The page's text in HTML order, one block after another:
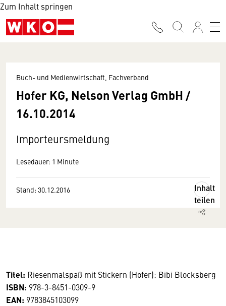
Zum Inhalt springen
Buch- und Medienwirtschaft, Fachverband
Hofer KG, Nelson Verlag GmbH /
16.10.2014
Importeursmeldung
Lesedauer: 1 Minute
Stand: 30.12.2016
Inhalt
teilen
Titel: Riesenmalspaß mit Stickern (Hofer): Bibi Blocksberg
ISBN: 978-3-8451-0309-9
EAN: 9783845103099